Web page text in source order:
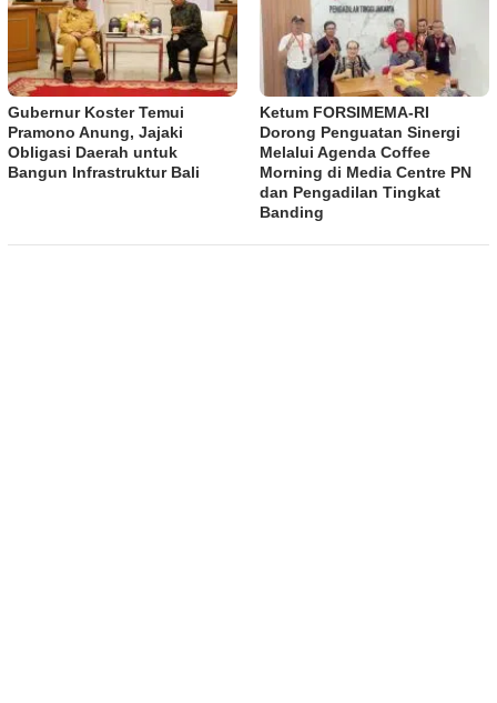
Gubernur Koster Temui
Pramono Anung, Jajaki
Obligasi Daerah untuk
Bangun Infrastruktur Bali
​Ketum FORSIMEMA-RI
Dorong Penguatan Sinergi
Melalui Agenda Coffee
Morning di Media Centre PN
dan Pengadilan Tingkat
Banding